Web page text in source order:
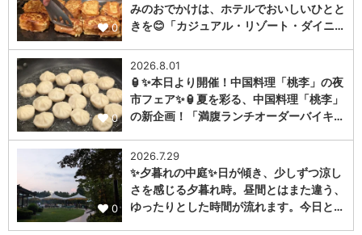
0
みのおでかけは、ホテルでおいしいひとと
きを😊「カジュアル・リゾート・ダイニ…
0
2026.8.01
🏮✨本日より開催！中国料理「桃李」の夜
市フェア✨🏮夏を彩る、中国料理「桃李」
の新企画！「満腹ランチオーダーバイキ…
0
2026.7.29
✨夕暮れの中庭✨日が傾き、少しずつ涼し
さを感じる夕暮れ時。昼間とはまた違う、
ゆったりとした時間が流れます。今日と…